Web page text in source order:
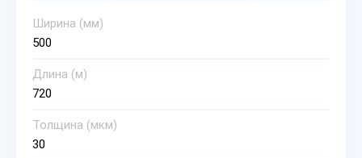
Ширина (мм)
500
Длина (м)
720
Толщина (мкм)
30